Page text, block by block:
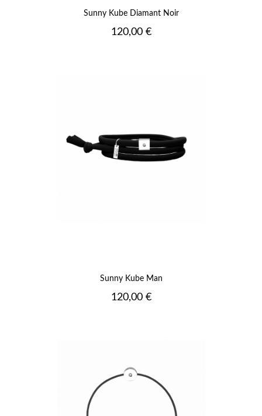
Sunny Kube Diamant Noir
Prix
120,00 €
Sunny Kube Man
Prix
120,00 €